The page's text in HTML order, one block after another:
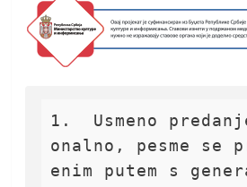
1.  Usmeno
onalno, pesme se
enim putem s